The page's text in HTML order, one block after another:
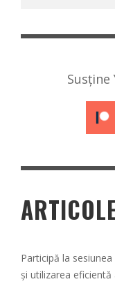
Participă la
și utilizarea